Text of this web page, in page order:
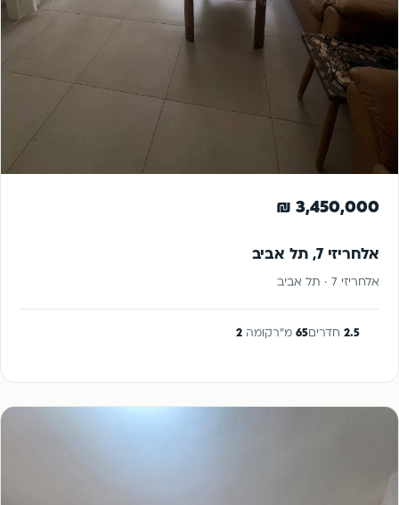
3,450,000 ₪
אלחריזי 7, תל אביב
אלחריזי 7 · תל אביב
2.5 חדרים65 מ"רקומה2